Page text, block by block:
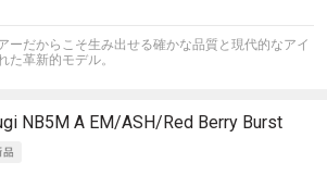
ーだからこそ生み出せる確かな品質と現代的なアイ
た革新的モデル。
NB5M A EM/ASH/Red Berry Burst